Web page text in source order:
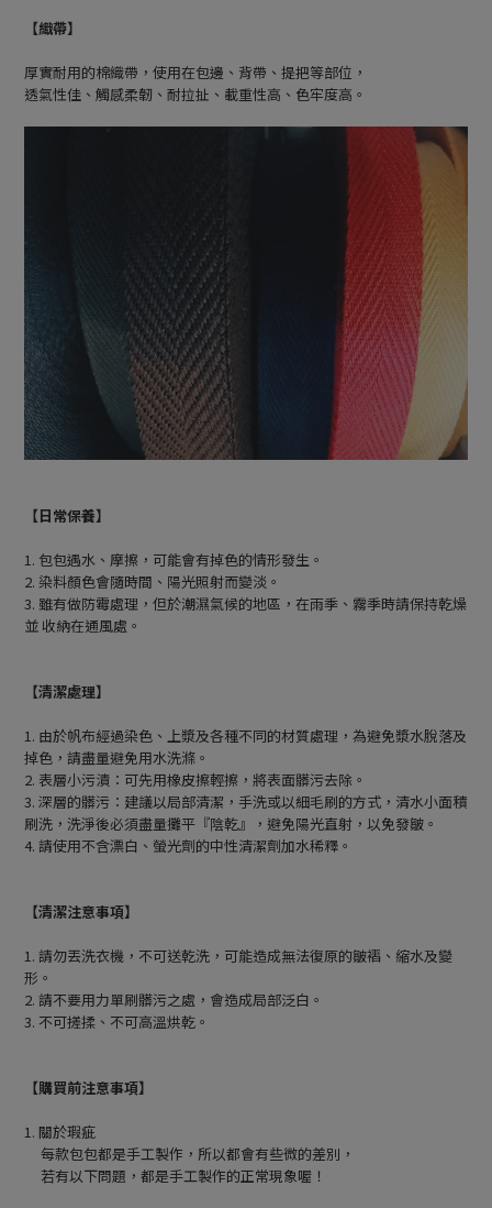
【織帶】
厚實耐用的棉織帶，使用在包邊、背帶、提把等部位，
透氣性佳、觸感柔韌、耐拉扯、載重性高、色牢度高。
【日常保養】
1. 包包遇水、摩擦，可能會有掉色的情形發生。
2. 染料顏色會隨時間、陽光照射而變淡。
3. 雖有做防霉處理，但於潮濕氣候的地區，在雨季、霧季時請保持乾燥
並 收納在通風處。
【清潔處理】
1. 由於帆布經過染色、上漿及各種不同的材質處理，為避免漿水脫落及
掉色，請盡量避免用水洗滌。
2. 表層小污漬：可先用橡皮擦輕擦，將表面髒污去除。
3. 深層的髒污：建議以局部清潔，手洗或以細毛刷的方式，清水小面積
刷洗，洗淨後必須盡量攤平『陰乾』，避免陽光直射，以免發皺。
4. 請使用不含漂白、螢光劑的中性清潔劑加水稀釋。
【清潔注意事項】
1. 請勿丟洗衣機，不可送乾洗，可能造成無法復原的皺褶、縮水及變
形。
2. 請不要用力單刷髒污之處，會造成局部泛白。
3. 不可搓揉、不可高溫烘乾。
【購買前注意事項】
1. 關於瑕疵
每款包包都是手工製作，所以都會有些微的差別，
若有以下問題，都是手工製作的正常現象喔！